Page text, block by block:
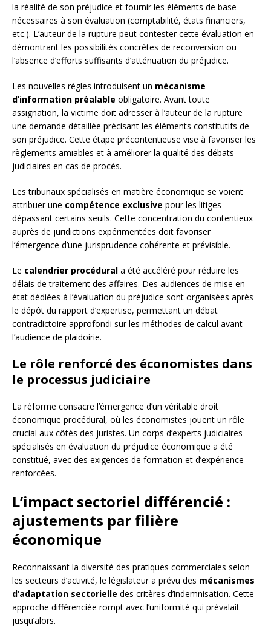
la réalité de son préjudice et fournir les éléments de base
nécessaires à son évaluation (comptabilité, états financiers,
etc.). L’auteur de la rupture peut contester cette évaluation en
démontrant les possibilités concrètes de reconversion ou
l’absence d’efforts suffisants d’atténuation du préjudice.
Les nouvelles règles introduisent un mécanisme
d’information préalable obligatoire. Avant toute
assignation, la victime doit adresser à l’auteur de la rupture
une demande détaillée précisant les éléments constitutifs de
son préjudice. Cette étape précontentieuse vise à favoriser les
règlements amiables et à améliorer la qualité des débats
judiciaires en cas de procès.
Les tribunaux spécialisés en matière économique se voient
attribuer une compétence exclusive pour les litiges
dépassant certains seuils. Cette concentration du contentieux
auprès de juridictions expérimentées doit favoriser
l’émergence d’une jurisprudence cohérente et prévisible.
Le calendrier procédural a été accéléré pour réduire les
délais de traitement des affaires. Des audiences de mise en
état dédiées à l’évaluation du préjudice sont organisées après
le dépôt du rapport d’expertise, permettant un débat
contradictoire approfondi sur les méthodes de calcul avant
l’audience de plaidoirie.
Le rôle renforcé des économistes dans
le processus judiciaire
La réforme consacre l’émergence d’un véritable droit
économique procédural, où les économistes jouent un rôle
crucial aux côtés des juristes. Un corps d’experts judiciaires
spécialisés en évaluation du préjudice économique a été
constitué, avec des exigences de formation et d’expérience
renforcées.
L’impact sectoriel différencié :
ajustements par filière
économique
Reconnaissant la diversité des pratiques commerciales selon
les secteurs d’activité, le législateur a prévu des mécanismes
d’adaptation sectorielle des critères d’indemnisation. Cette
approche différenciée rompt avec l’uniformité qui prévalait
jusqu’alors.